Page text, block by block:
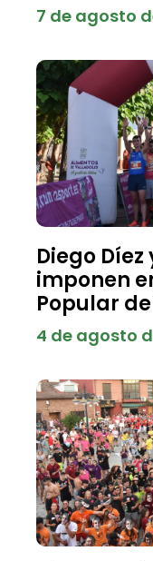
7 de agosto
Diego
imponen
Popular
4 de agosto